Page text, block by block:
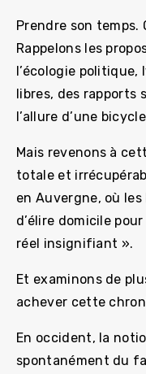
Prendre son temps.
Rappelons les
l’écologie politique,
libres, des rapports
l’allure d’une
Mais revenons à
totale et
en Auvergne, où
d’élire domicile
réel insignifiant ».
Et examinons de
achever cette
En occident, la
spontanément du